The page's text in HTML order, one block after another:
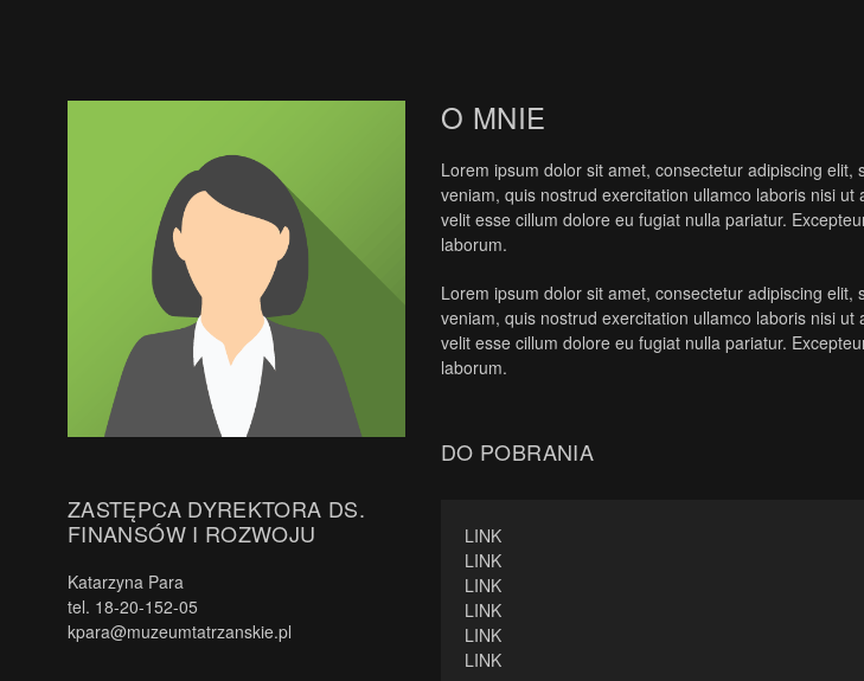
ZASTĘPCA DYREKTORA DS.
FINANSÓW I ROZWOJU
Katarzyna Para
tel. 18-20-152-05
kpara@muzeumtatrzanskie.pl
O MNIE
Lorem ipsum dolor sit amet, consectetur adipiscing
veniam, quis nostrud exercitation ullamco laboris nisi
velit esse cillum dolore eu fugiat nulla pariatur.
laborum.
Lorem ipsum dolor sit amet, consectetur adipiscing
veniam, quis nostrud exercitation ullamco laboris nisi
velit esse cillum dolore eu fugiat nulla pariatur.
laborum.
DO POBRANIA
LINK
LINK
LINK
LINK
LINK
LINK